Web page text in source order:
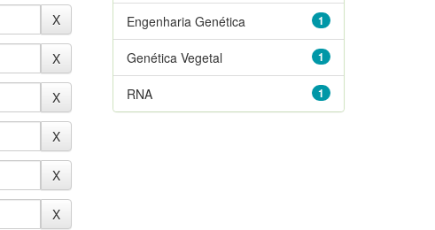
1
Engenharia Genética
1
Genética Vegetal
1
RNA